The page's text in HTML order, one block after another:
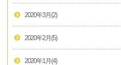
2020年3月 (2)
2020年2月 (5)
2020年1月 (4)